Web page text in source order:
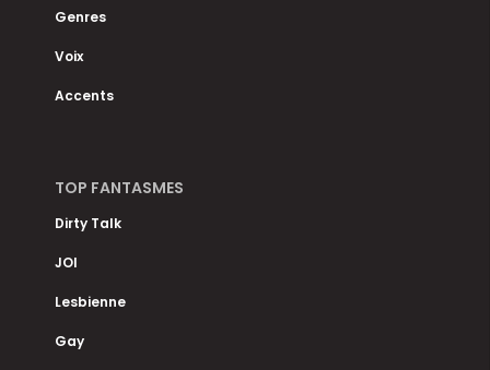
Genres
Voix
Accents
TOP FANTASMES
Dirty Talk
JOI
Lesbienne
Gay